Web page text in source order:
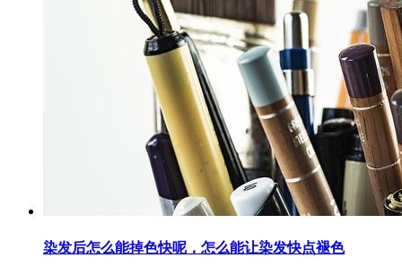
染发后怎么能掉色快呢，怎么能让染发快点褪色